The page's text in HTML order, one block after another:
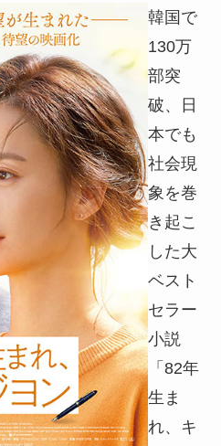
韓国で
130万
部突
破、日
本でも
社会現
象を巻
き起こ
した大
ベスト
セラー
小説
「82年
生ま
れ、キ